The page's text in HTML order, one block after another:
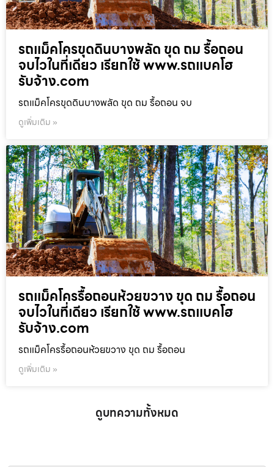
รถแม็คโครขุดดินบางพลัด ขุด ถม รื้อถอน
จบไวในที่เดียว เรียกใช้ www.รถแบคโฮ
รับจ้าง.com
รถแม็คโครขุดดินบางพลัด ขุด ถม รื้อถอน จบ
ดูเพิ่มเติม »
รถแม็คโครรื้อถอนห้วยขวาง ขุด ถม รื้อถอน
จบไวในที่เดียว เรียกใช้ www.รถแบคโฮ
รับจ้าง.com
รถแม็คโครรื้อถอนห้วยขวาง ขุด ถม รื้อถอน
ดูเพิ่มเติม »
ดูบทความทั้งหมด